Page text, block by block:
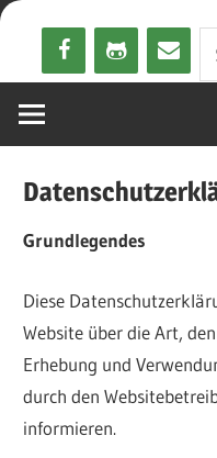
Zum
springen
Grundlegendes
Diese
Website über die Art,
Erhebung und
durch den
informieren.